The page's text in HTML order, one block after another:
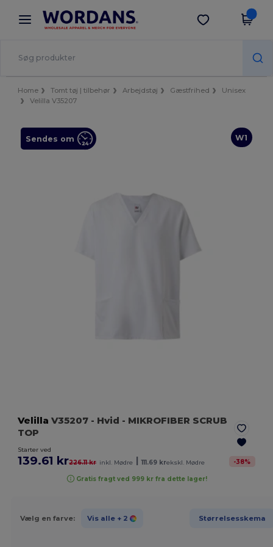
× Wordans-app
Bedre priser i appen!
Hent app
Home Tomt tøj | tilbehør Arbejdstøj Gæstfrihed
Unisex
Velilla V35207
W1
Sendes om
Velilla V35207 - Hvid - MIKROFIBER SCRUB
TOP
Starter ved
139.61 kr226.11 kr inkl. Mødre 111.69 krekskl. Mødre -38%
Gratis fragt ved 999 kr fra dette lager!
Vælg en farve: Vis alle + 2 Størrelsesskema